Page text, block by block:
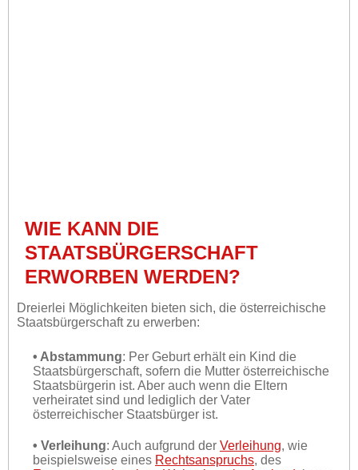
WIE KANN DIE
STAATSBÜRGERSCHAFT
ERWORBEN WERDEN?
Dreierlei Möglichkeiten bieten sich, die österreichische
Staatsbürgerschaft zu erwerben:
• Abstammung: Per Geburt erhält ein Kind die
Staatsbürgerschaft, sofern die Mutter österreichische
Staatsbürgerin ist. Aber auch wenn die Eltern
verheiratet sind und lediglich der Vater
österreichischer Staatsbürger ist.
• Verleihung: Auch aufgrund der Verleihung, wie
beispielsweise eines Rechtsanspruchs, des